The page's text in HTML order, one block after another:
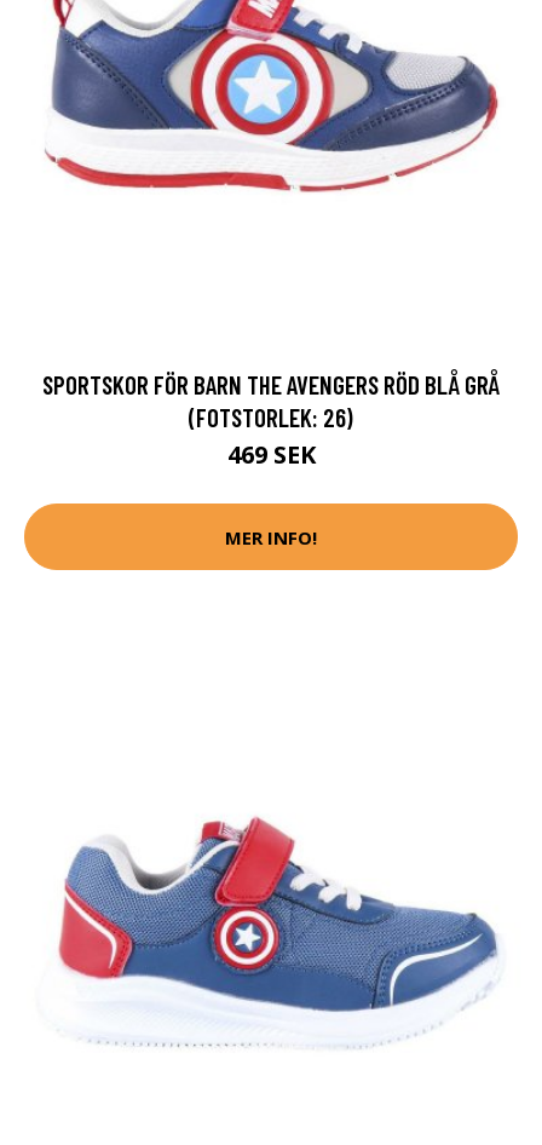
SPORTSKOR FÖR BARN THE AVENGERS RÖD BLÅ GRÅ
(FOTSTORLEK: 26)
469 SEK
MER INFO!